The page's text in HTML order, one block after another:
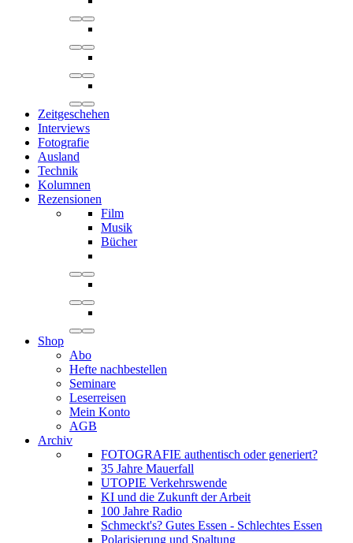
Zeitgeschehen
Interviews
Fotografie
Ausland
Technik
Kolumnen
Rezensionen
Film
Musik
Bücher
Shop
Abo
Hefte nachbestellen
Seminare
Leserreisen
Mein Konto
AGB
Archiv
FOTOGRAFIE authentisch oder generiert?
35 Jahre Mauerfall
UTOPIE Verkehrswende
KI und die Zukunft der Arbeit
100 Jahre Radio
Schmeckt's? Gutes Essen - Schlechtes Essen
Polarisierung und Spaltung